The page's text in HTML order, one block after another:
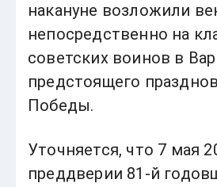
накануне возложили
непосредственно на
советских воинов в
предстоящего
Победы.
Уточняется, что 7 мая
преддверии 81-й